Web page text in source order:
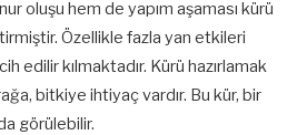
oluşu hem de yapım aşaması kürü
Özellikle fazla yan etkileri
edilir kılmaktadır. Kürü hazırlamak
bitkiye ihtiyaç vardır. Bu kür, bir
görülebilir.